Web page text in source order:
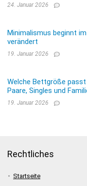
24. Januar 2026
Minimalismus beginnt
verändert
19. Januar 2026
Welche Bettgröße
Paare, Singles und
19. Januar 2026
Rechtliches
Startseite